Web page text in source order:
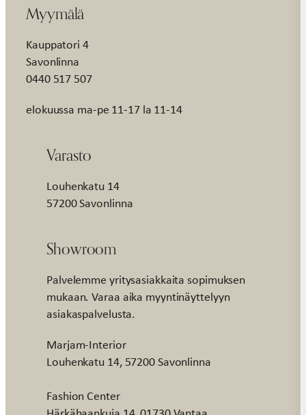
Myymälä
Kauppatori 4
Savonlinna
0440 517 507
elokuussa ma-pe 11-17 la 11-14
Varasto
Louhenkatu 14
57200 Savonlinna
Showroom
Palvelemme yritysasiakkaita sopimuksen
mukaan. Varaa aika myyntinäyttelyyn
asiakaspalvelusta.
Marjam-Interior
Louhenkatu 14, 57200 Savonlinna
Fashion Center